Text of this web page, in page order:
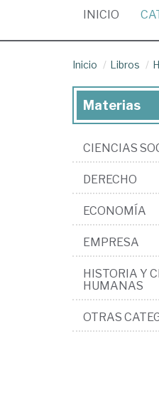
INICIO
Inicio Libros
Materias
CIENCIAS
DERECHO
ECONOMÍA
EMPRESA
HISTORIA Y
HUMANAS
OTRAS